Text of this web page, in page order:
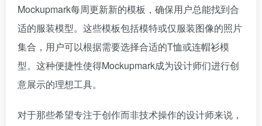
Mockupmark每周更新新的模板，确保用户总能找到合
适的服装模型。这些模板包括模特或仅服装图像的照片
集合，用户可以根据需要选择合适的T恤或连帽衫模
型。这种便捷性使得Mockupmark成为设计师们进行创
意展示的理想工具。
对于那些希望专注于创作而非技术操作的设计师来说，